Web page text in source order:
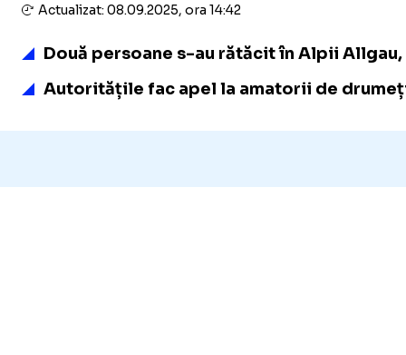
Actualizat: 08.09.2025, ora 14:42
Două persoane s-au rătăcit în Alpii
Autoritățile fac apel la amatorii de